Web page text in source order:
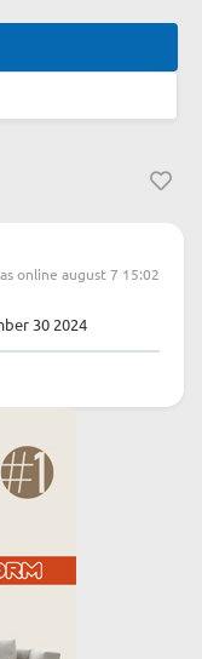
online august 7 15:02
30 2024